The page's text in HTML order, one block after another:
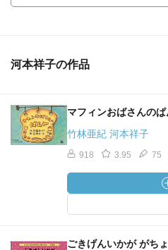
河本祥子の作品
マフィンおばさんの
竹林亜紀 河本祥子
918 3.95 75
ごきげんいかが がち